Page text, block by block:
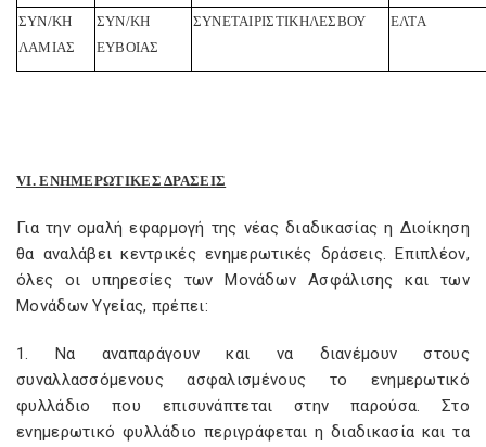
ΣΥΝ/ΚΗ
ΛΑΜΙΑΣ
ΣΥΝ/ΚΗ
ΕΥΒΟΙΑΣ
ΣΥΝΕΤΑΙΡΙΣΤΙΚΗΛΕΣΒΟΥ ΕΛΤΑ
VI. ΕΝΗΜΕΡΩΤΙΚΕΣ ΔΡΑΣΕΙΣ
Για την ομαλή εφαρμογή της νέας διαδικασίας η Διοίκηση
θα αναλάβει κεντρικές ενημερωτικές δράσεις. Επιπλέον,
όλες οι υπηρεσίες των Μονάδων Ασφάλισης και των
Μονάδων Υγείας, πρέπει:
1. Να αναπαράγουν και να διανέμουν στους
συναλλασσόμενους ασφαλισμένους το ενημερωτικό
φυλλάδιο που επισυνάπτεται στην παρούσα. Στο
ενημερωτικό φυλλάδιο περιγράφεται η διαδικασία και τα